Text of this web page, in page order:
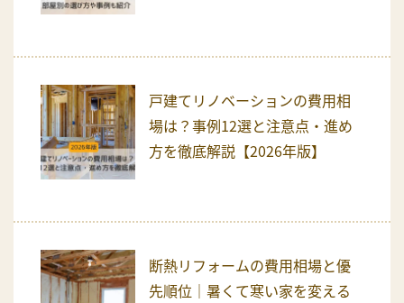
戸建てリノベーションの費用相
場は？事例12選と注意点・進め
方を徹底解説【2026年版】
断熱リフォームの費用相場と優
先順位｜暑くて寒い家を変える